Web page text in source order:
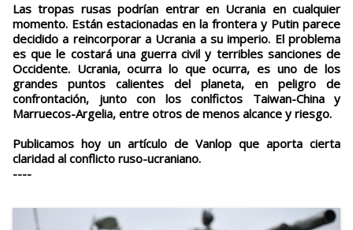
Las tropas rusas podrían entrar en Ucrania en cualquier
momento. Están estacionadas en la frontera y Putin parece
decidido a reincorporar a Ucrania a su imperio. El problema
es que le costará una guerra civil y terribles sanciones de
Occidente. Ucrania, ocurra lo que ocurra, es uno de los
grandes puntos calientes del planeta, en peligro de
confrontación, junto con los conlfictos Taiwan-China y
Marruecos-Argelia, entre otros de menos alcance y riesgo.
Publicamos hoy un artículo de Vanlop que aporta cierta
claridad al conflicto ruso-ucraniano.
----